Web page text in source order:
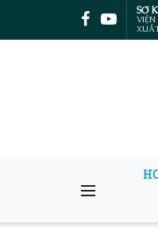
SỞ
VIỆN